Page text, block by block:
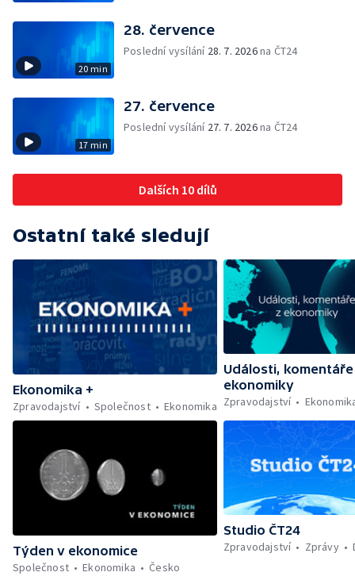
20 min
28. července
Poslední vysílání 28. 7. 2026na ČT24
17 min
27. července
Poslední vysílání 27. 7. 2026na ČT24
Dalších 10 dílů
Ostatní také sledují
Ekonomika +
Zpravodajství
Společnost Ekonomika
Události, komentáře
ekonomiky
Zpravodajství
Týden v ekonomice
Společnost
Ekonomika Česko
Studio ČT24
Zpravodajství
Zprávy